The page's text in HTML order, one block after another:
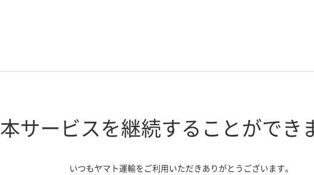
本サービスを継続する ことができ
いつもヤマト運輸をご利用いただきありがとうございます。